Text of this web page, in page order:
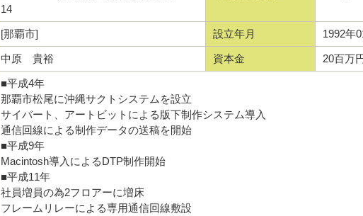
14
[那覇市] 設立年月 1992年
中原 貴裕 資本金 20百万
■平成4年
那覇市松尾に沖縄サクトシステムを設立
サイバート、アートビットによる版下制作システム導入
通信回線による制作データの送稿を開始
■平成9年
Macintosh導入によるDTP制作開始
■平成11年
社員増員の為2フロアーに増床
フレームリレーによる専用通信回線敷設